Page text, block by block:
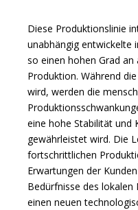
Diese Produktionslinie
unabhängig entwickelte
so einen hohen Grad
Produktion. Während
wird, werden die
eine hohe Stabilität und
gewährleistet wird. Die
fortschrittlichen
Erwartungen der
Bedürfnisse des
einen neuen